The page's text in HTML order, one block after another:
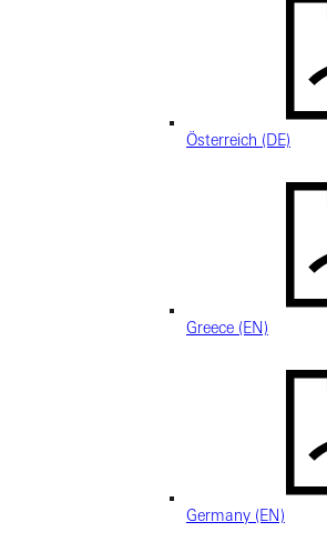
Österreich (DE)
Greece (EN)
Germany (EN)